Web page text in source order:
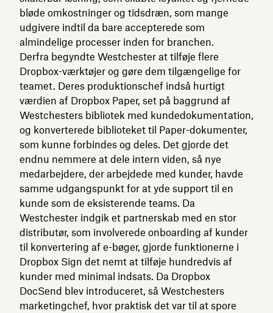
bløde omkostninger og tidsdræn, som mange
udgivere indtil da bare accepterede som
almindelige processer inden for branchen.
Derfra begyndte Westchester at tilføje flere
Dropbox-værktøjer og gøre dem tilgængelige for
teamet. Deres produktionschef indså hurtigt
værdien af Dropbox Paper, set på baggrund af
Westchesters bibliotek med kundedokumentation,
og konverterede biblioteket til Paper-dokumenter,
som kunne forbindes og deles. Det gjorde det
endnu nemmere at dele intern viden, så nye
medarbejdere, der arbejdede med kunder, havde
samme udgangspunkt for at yde support til en
kunde som de eksisterende teams. Da
Westchester indgik et partnerskab med en stor
distributør, som involverede onboarding af kunder
til konvertering af e-bøger, gjorde funktionerne i
Dropbox Sign det nemt at tilføje hundredvis af
kunder med minimal indsats. Da Dropbox
DocSend blev introduceret, så Westchesters
marketingchef, hvor praktisk det var til at spore